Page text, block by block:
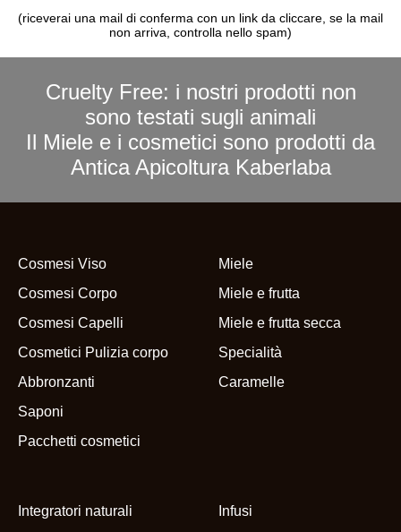
(riceverai una mail di conferma con un link da cliccare, se la mail
non arriva, controlla nello spam)
Cruelty Free: i nostri prodotti non
sono testati sugli animali
Il Miele e i cosmetici sono prodotti da
Antica Apicoltura Kaberlaba
Cosmesi Viso
Cosmesi Corpo
Cosmesi Capelli
Cosmetici Pulizia corpo
Abbronzanti
Saponi
Pacchetti cosmetici
Miele
Miele e frutta
Miele e frutta secca
Specialità
Caramelle
Integratori naturali
Infusi